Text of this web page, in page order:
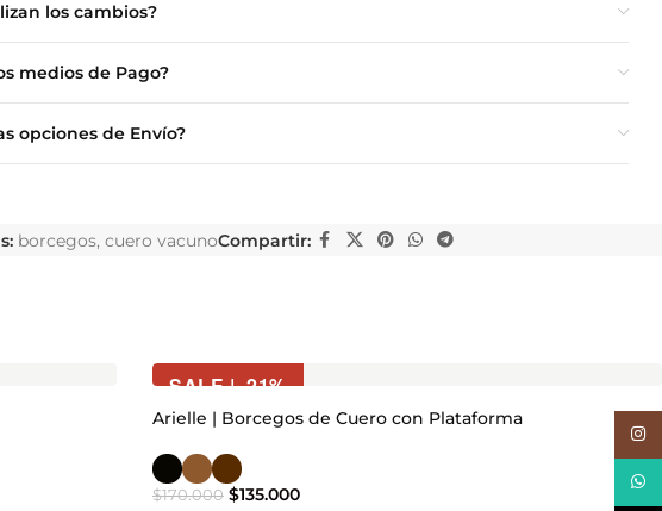
los cambios?
medios de Pago?
opciones de Envío?
borcegos, cuero vacunoCompartir:
SALE | -21%
Arielle | Borcegos de Cuero con Plataforma
$170.000 $135.000